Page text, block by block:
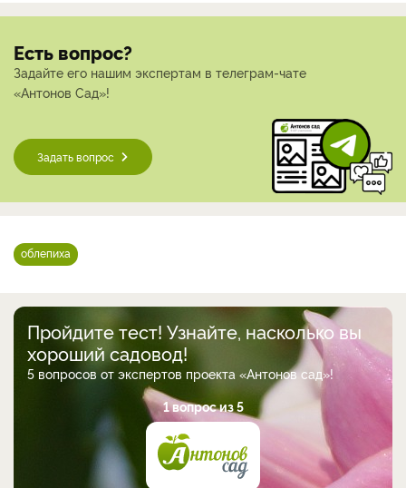
Есть вопрос?
Задайте его нашим экспертам в телеграм-чате
«Антонов Сад»!
Задать вопрос
облепиха
Пройдите тест! Узнайте, насколько вы
хороший садовод!
5 вопросов от экспертов проекта «Антонов сад»!
1 вопрос из 5